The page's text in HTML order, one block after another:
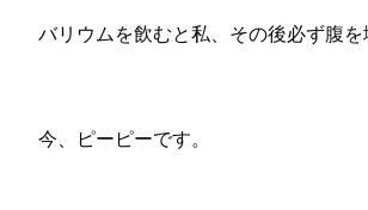
バリウムを飲むと私、その後必ず腹を
今、ピーピーです。